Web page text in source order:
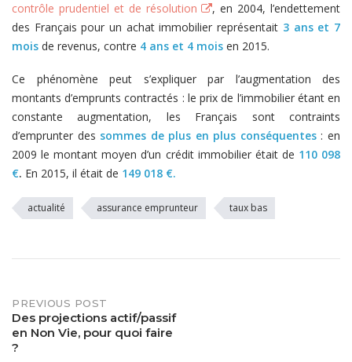
contrôle prudentiel et de résolution
, en 2004, l’endettement
des Français pour un achat immobilier représentait 3 ans et 7
mois de revenus, contre 4 ans et 4 mois en 2015.
Ce phénomène peut s’expliquer par l’augmentation des
montants d’emprunts contractés : le prix de l’immobilier étant en
constante augmentation, les Français sont contraints
d’emprunter des sommes de plus en plus conséquentes: en
2009 le montant moyen d’un crédit immobilier était de 110 098
€. En 2015, il était de 149 018 €.
actualité assurance emprunteur taux bas
Post
navigation
PREVIOUS POST
Des projections actif/passif
en Non Vie, pour quoi faire
?